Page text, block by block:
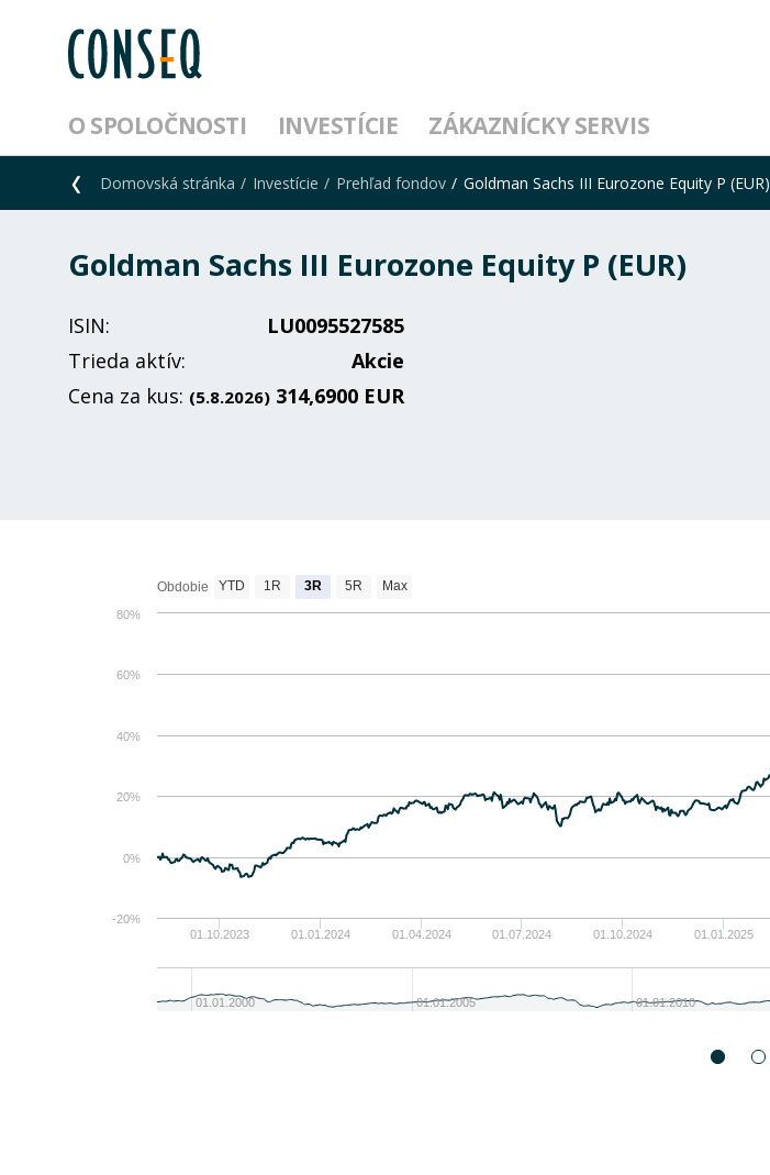
O SPOLOČNOSTI INVESTÍCIE ZÁKAZNÍCKY SERVIS
Domovská stránka Investície Prehľad fondov Goldman Sachs III Eurozone Equity P (EUR)
Goldman Sachs III Eurozone Equity P (EUR)
ISIN:
LU0095527585
Trieda aktív:
Akcie
Cena za kus: (5.8.2026) 314,6900 EUR
01.10.2023 01.01.2024 01.04.2024 01.07.2024 01.10.2024 01.01.2025
01.01.2000 01.01.2005 01.01.2010
0%
20%
40%
60%
-20%
80%
Obdobie YTD 1R 3R 5R Max